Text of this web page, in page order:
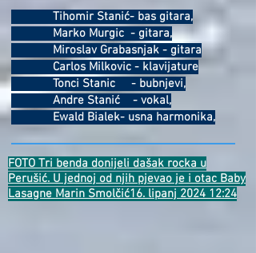
Tihomir Stanić- bas gitara,
Marko Murgic - gitara,
Miroslav Grabasnjak - gitara
Carlos Milkovic - klavijature
Tonci Stanic - bubnjevi,
Andre Stanić - vokal,
Ewald Bialek- usna harmonika,
FOTO Tri benda donijeli dašak rocka u
Perušić. U jednoj od njih pjevao je i otac Baby
Lasagne Marin Smolčić16. lipanj 2024 12:24